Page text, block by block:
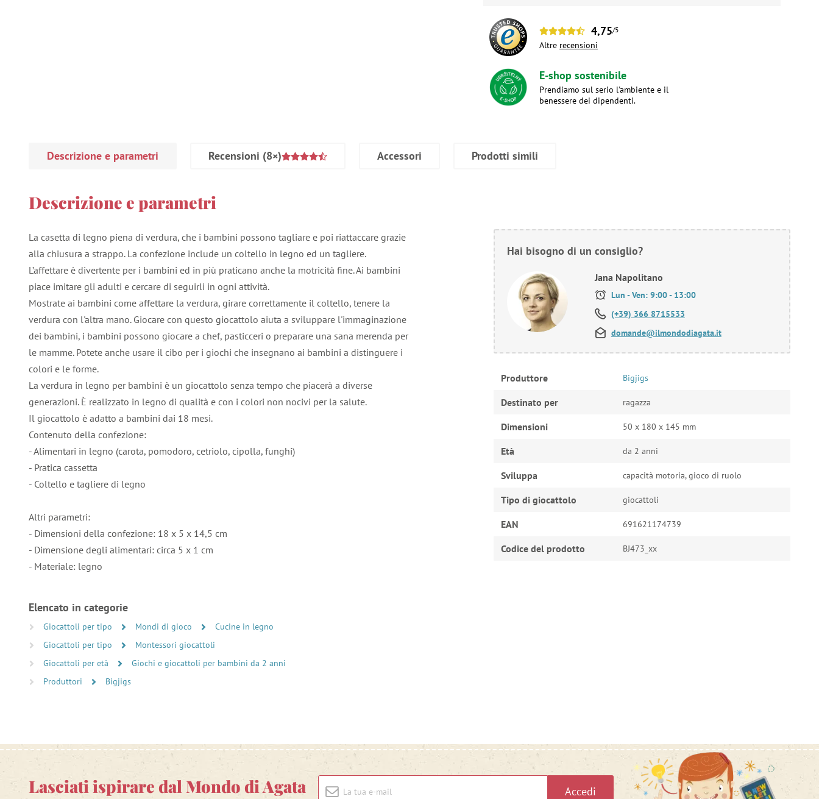
4,75/5
Altre recensioni
E-shop sostenibile
Prendiamo sul serio l'ambiente e il
benessere dei dipendenti.
Descrizione e parametri Recensioni (8×) Accessori Prodotti simili
Descrizione e parametri
La casetta di legno piena di verdura, che i bambini possono tagliare e poi riattaccare grazie
alla chiusura a strappo. La confezione include un coltello in legno ed un tagliere.
L’affettare è divertente per i bambini ed in più praticano anche la motricità fine. Ai bambini
piace imitare gli adulti e cercare di seguirli in ogni attività.
Mostrate ai bambini come affettare la verdura, girare correttamente il coltello, tenere la
verdura con l'altra mano. Giocare con questo giocattolo aiuta a sviluppare l'immaginazione
dei bambini, i bambini possono giocare a chef, pasticceri o preparare una sana merenda per
le mamme. Potete anche usare il cibo per i giochi che insegnano ai bambini a distinguere i
colori e le forme.
La verdura in legno per bambini è un giocattolo senza tempo che piacerà a diverse
generazioni. È realizzato in legno di qualità e con i colori non nocivi per la salute.
Il giocattolo è adatto a bambini dai 18 mesi.
Contenuto della confezione:
- Alimentari in legno (carota, pomodoro, cetriolo, cipolla, funghi)
- Pratica cassetta
- Coltello e tagliere di legno
Altri parametri:
- Dimensioni della confezione: 18 x 5 x 14,5 cm
- Dimensione degli alimentari: circa 5 x 1 cm
- Materiale: legno
Elencato in categorie
Giocattoli per tipo Mondi di gioco
Cucine in legno
Giocattoli per tipo
Montessori giocattoli
Giocattoli per età
Giochi e giocattoli per bambini da 2 anni
Produttori
Bigjigs
Hai bisogno di un consiglio?
Jana Napolitano
Lun - Ven: 9:00 - 13:00
(+39) 366 8715533
domande@ilmondodiagata.it
Produttore Bigjigs
Destinato per ragazza
Dimensioni 50 x 180 x 145 mm
Età da 2 anni
Sviluppa capacità motoria, gioco di ruolo
Tipo di giocattolo giocattoli
EAN 691621174739
Codice del prodotto BJ473_xx
Lasciati ispirare dal Mondo di Agata Accedi